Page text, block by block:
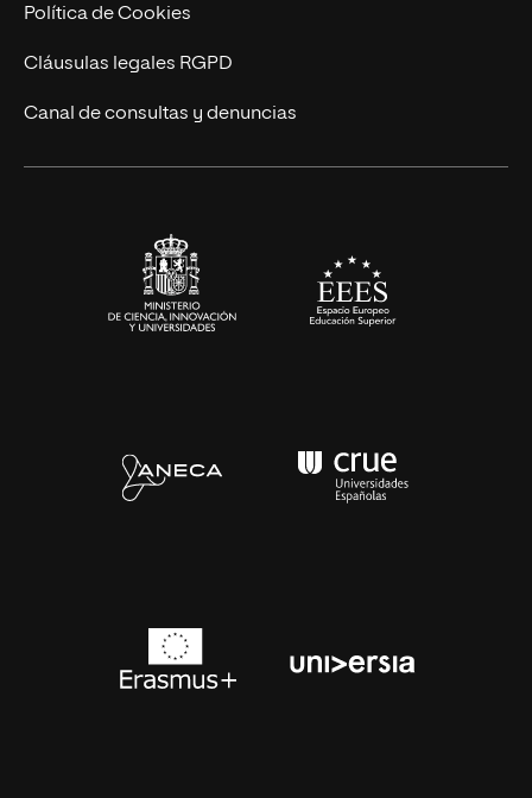
Actualidad
UNIR Revista
Eventos
Política de Cookies
Cláusulas legales RGPD
Canal de consultas y denuncias